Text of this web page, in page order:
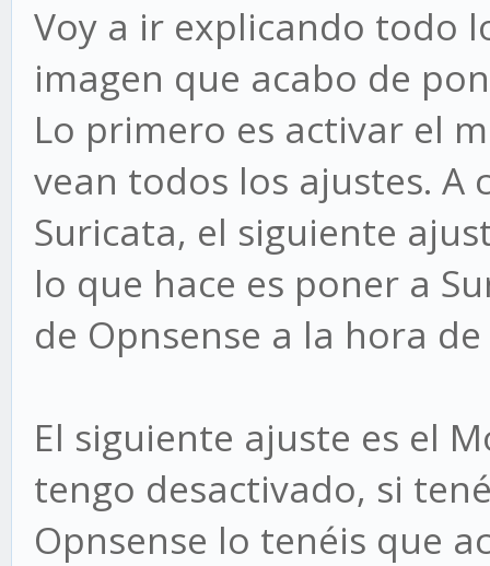
Voy a ir explicando todo
imagen que acabo de
Lo primero es activar el
vean todos los ajustes.
Suricata, el siguiente
lo que hace es poner a
de Opnsense a la hora
El siguiente ajuste es el
tengo desactivado, si
Opnsense lo tenéis que